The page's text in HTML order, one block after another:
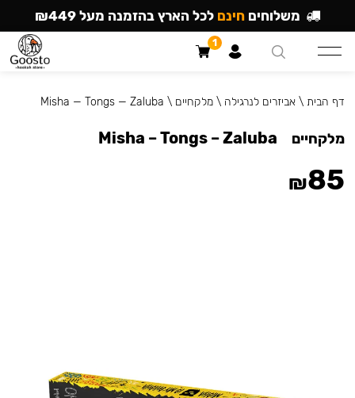
דף הבית \אביזרים לנרגילה \מלקחיים \
Misha — Tongs — Zaluba
מלקחיים Misha – Tongs – Zaluba
₪85
משלוחים חינם לכל הארץ בהזמנה מעל ₪449
1